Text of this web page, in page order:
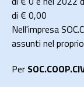
di € 0,00
Nell'impresa
assunti nel
Per